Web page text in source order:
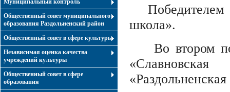
Муниципальный контроль
Общественный совет муниципального
образования Раздольненский район
Общественный совет в сфере культуры
Независимая оценка качества
учреждений культуры
Общественный совет в сфере
образования
школа».
Во втором